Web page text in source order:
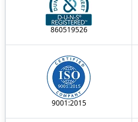
860519526
9001:2015